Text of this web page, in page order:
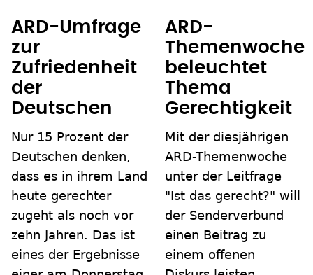
ARD-Umfrage
zur
Zufriedenheit
der
Deutschen
Nur 15 Prozent der
Deutschen denken,
dass es in ihrem Land
heute gerechter
zugeht als noch vor
zehn Jahren. Das ist
eines der Ergebnisse
ARD-
Themenwoche
beleuchtet
Thema
Gerechtigkeit
Mit der diesjährigen
ARD-Themenwoche
unter der Leitfrage
"Ist das gerecht?" will
der Senderverbund
einen Beitrag zu
einem offenen